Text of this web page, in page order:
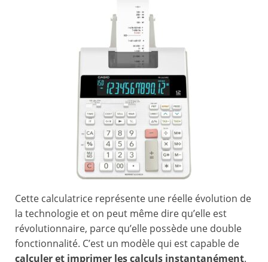
Cette calculatrice représente une réelle évolution de
la technologie et on peut même dire qu’elle est
révolutionnaire, parce qu’elle possède une double
fonctionnalité. C’est un modèle qui est capable de
calculer et imprimer les calculs instantanément.